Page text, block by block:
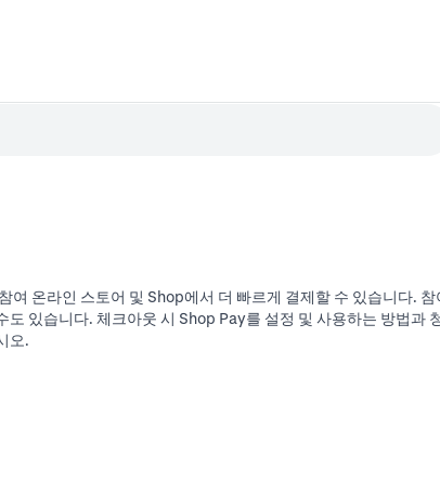
여 온라인 스토어 및 Shop에서 더 빠르게 결제할 수 있습니다. 참
있습니다. 체크아웃 시 Shop Pay를 설정 및 사용하는 방법과
오.